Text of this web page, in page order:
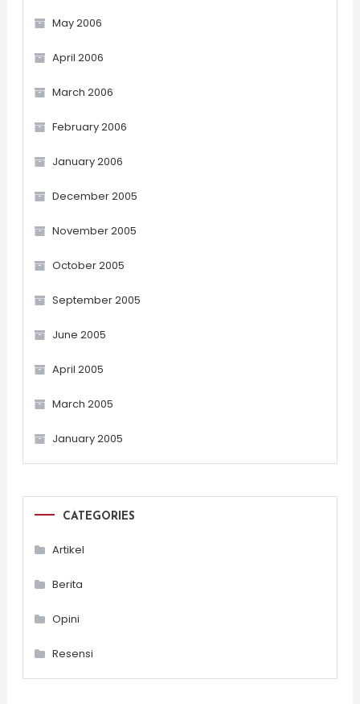
May 2006
April 2006
March 2006
February 2006
January 2006
December 2005
November 2005
October 2005
September 2005
June 2005
April 2005
March 2005
January 2005
CATEGORIES
Artikel
Berita
Opini
Resensi